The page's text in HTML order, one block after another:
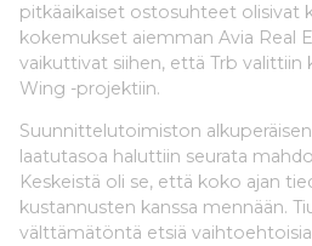
pitkäaikaiset ostosuhteet olisivat
kokemukset aiemman Avia Real
vaikuttivat siihen, että Trb valittiin
Wing -projektiin.
Suunnittelutoimiston
laatutasoa haluttiin seurata
Keskeistä oli se, että koko ajan
kustannusten kanssa mennään.
välttämätöntä etsiä